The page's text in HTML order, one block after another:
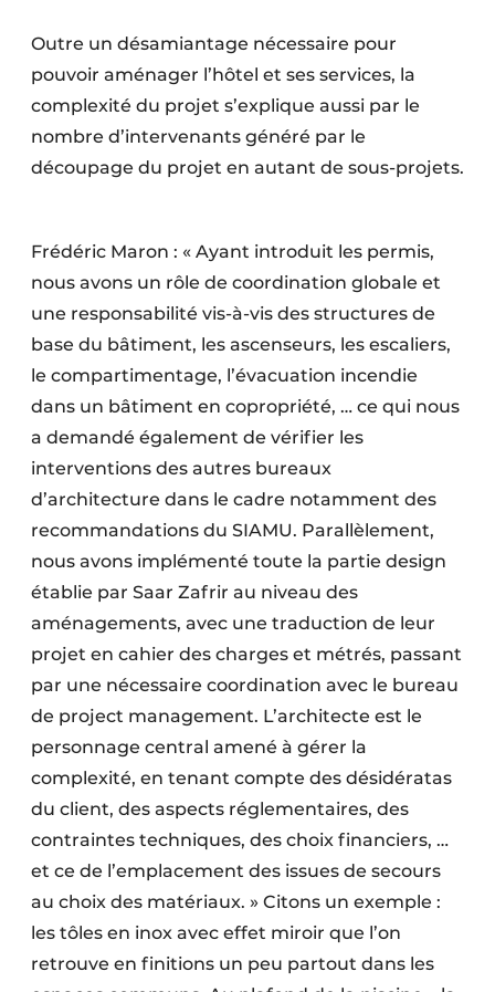
Outre un désamiantage nécessaire pour
pouvoir aménager l’hôtel et ses services, la
complexité du projet s’explique aussi par le
nombre d’intervenants généré par le
découpage du projet en autant de sous-projets.
Frédéric Maron : « Ayant introduit les permis,
nous avons un rôle de coordination globale et
une responsabilité vis-à-vis des structures de
base du bâtiment, les ascenseurs, les escaliers,
le compartimentage, l’évacuation incendie
dans un bâti­ment en copropriété, … ce qui nous
a demandé également de vérifier les
interventions des autres bureaux
d’architecture dans le cadre notamment des
recommandations du SIAMU. Parallèlement,
nous avons implémenté toute la partie design
établie par Saar Zafrir au niveau des
aménagements, avec une traduction de leur
projet en cahier des charges et métrés, passant
par une nécessaire coordination avec le bureau
de project management. L’architecte est le
personnage central amené à gérer la
complexité, en tenant compte des désidératas
du client, des aspects réglementaires, des
contraintes techniques, des choix financiers, …
et ce de l’emplacement des issues de secours
au choix des matériaux. » Citons un exemple :
les tôles en inox avec effet miroir que l’on
retrouve en finitions un peu partout dans les